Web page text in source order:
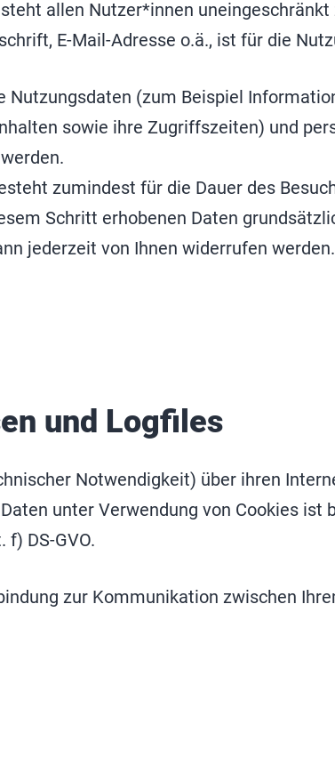
steht allen Nutzer*innen
E-Mail-Adresse o.ä., ist für die
Nutzungsdaten (zum Beispiel
sowie ihre Zugriffszeiten) und
zumindest für die Dauer des
Schritt erhobenen Daten
jederzeit von Ihnen widerrufen werden.
und Logfiles
Notwendigkeit) über ihren
unter Verwendung von Cookies ist
DS-GVO.
zur Kommunikation zwischen